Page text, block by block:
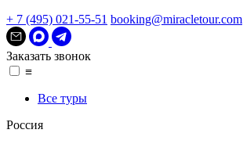
+ 7 (495) 021-55-51 booking@miracletour.com
Заказать звонок
≡
Все туры
Россия